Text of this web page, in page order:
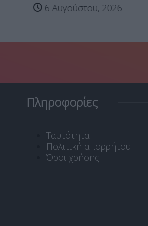
5 Αυγούστου, 2026
Πληροφορίες
Ταυτότητα
Πολιτική απορρήτου
Όροι χρήσης